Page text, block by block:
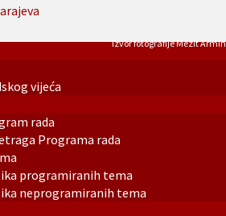
vijeća
rada
Programa rada
programiranih tema
neprogramiranih tema
Izvor fotografije Mezit Armin